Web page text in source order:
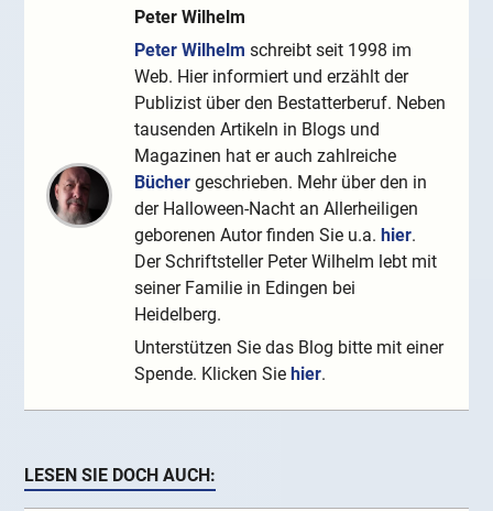
Peter Wilhelm
Peter Wilhelm schreibt seit 1998 im
Web. Hier informiert und erzählt der
Publizist über den Bestatterberuf. Neben
tausenden Artikeln in Blogs und
Magazinen hat er auch zahlreiche
Bücher geschrieben. Mehr über den in
der Halloween-Nacht an Allerheiligen
geborenen Autor finden Sie u.a.hier.
Der Schriftsteller Peter Wilhelm lebt mit
seiner Familie in Edingen bei
Heidelberg.
Unterstützen Sie das Blog bitte mit einer
Spende. Klicken Siehier.
LESEN SIE DOCH AUCH: